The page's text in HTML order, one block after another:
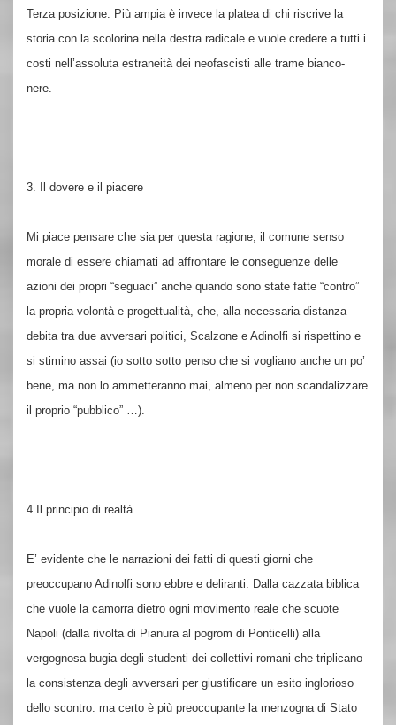
Terza posizione. Più ampia è invece la platea di chi riscrive la
storia con la scolorina nella destra radicale e vuole credere a tutti i
costi nell’assoluta estraneità dei neofascisti alle trame bianco-
nere.
3. Il dovere e il piacere
Mi piace pensare che sia per questa ragione, il comune senso
morale di essere chiamati ad affrontare le conseguenze delle
azioni dei propri “seguaci” anche quando sono state fatte “contro”
la propria volontà e progettualità, che, alla necessaria distanza
debita tra due avversari politici, Scalzone e Adinolfi si rispettino e
si stimino assai (io sotto sotto penso che si vogliano anche un po’
bene, ma non lo ammetteranno mai, almeno per non scandalizzare
il proprio “pubblico” …).
4 Il principio di realtà
E’ evidente che le narrazioni dei fatti di questi giorni che
preoccupano Adinolfi sono ebbre e deliranti. Dalla cazzata biblica
che vuole la camorra dietro ogni movimento reale che scuote
Napoli (dalla rivolta di Pianura al pogrom di Ponticelli) alla
vergognosa bugia degli studenti dei collettivi romani che triplicano
la consistenza degli avversari per giustificare un esito inglorioso
dello scontro: ma certo è più preoccupante la menzogna di Stato